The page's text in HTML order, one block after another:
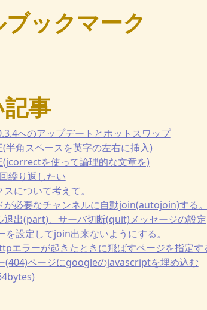
ックマーク
事
へのアップデートとホットスワップ
半角スペースを英字の左右に挿入)
を使って論理的な文章を)
繰り返したい
について考えて。
必要なチャンネルに自動join(autojoin)する。
出(part)、サーバ切断(quit)メッセージの設定
設定してjoin出来ないようにする。
エラーが起きたときに飛ばすページを指定す
ページにgoogleのjavascriptを埋め込む